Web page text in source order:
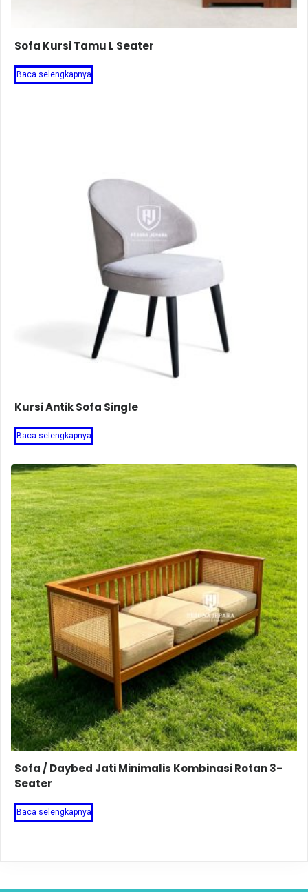
Sofa Kursi Tamu L Seater
Baca selengkapnya
Kursi Antik Sofa Single
Baca selengkapnya
Sofa / Daybed Jati Minimalis Kombinasi Rotan 3-
Seater
Baca selengkapnya